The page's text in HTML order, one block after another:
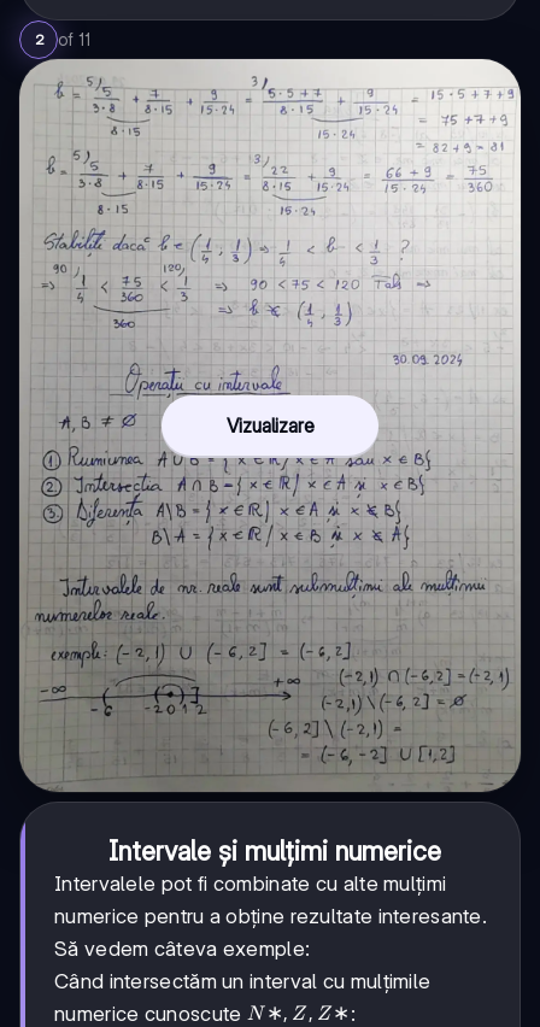
2 of 11
Vizualizare
Intervale și mulțimi numerice
Intervalele pot fi combinate cu alte mulțimi
numerice pentru a obține rezultate interesante.
Să vedem câteva exemple:
Când intersectăm un interval cu mulțimile
numerice cunoscute N*,
N ∗, Z , Z ∗ :